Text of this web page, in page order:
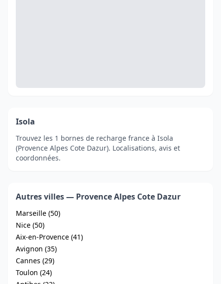
Isola
Trouvez les 1 bornes de recharge france à Isola
(Provence Alpes Cote Dazur). Localisations, avis et
coordonnées.
Autres villes — Provence Alpes Cote Dazur
Marseille (50)
Nice (50)
Aix-en-Provence (41)
Avignon (35)
Cannes (29)
Toulon (24)